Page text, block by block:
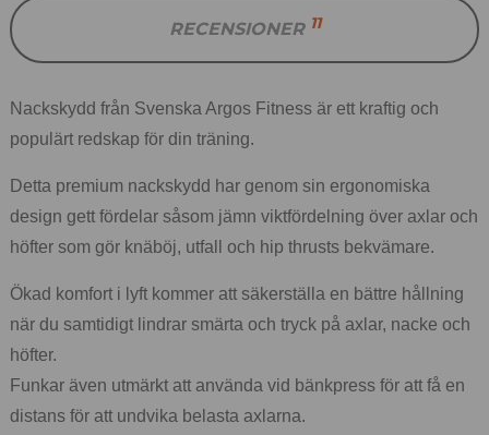
RECENSIONER 11
Nackskydd från Svenska Argos Fitness är ett kraftig och
populärt redskap för din träning.
Detta premium nackskydd har genom sin ergonomiska
design gett fördelar såsom jämn viktfördelning över axlar och
höfter som gör knäböj, utfall och hip thrusts bekvämare.
Ökad komfort i lyft kommer att säkerställa en bättre hållning
när du samtidigt lindrar smärta och tryck på axlar, nacke och
höfter.
Funkar även utmärkt att använda vid bänkpress för att få en
distans för att undvika belasta axlarna.